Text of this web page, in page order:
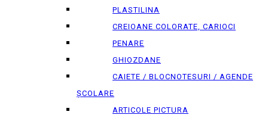
PLASTILINA
CREIOANE COLORATE, CARIOCI
PENARE
GHIOZDANE
CAIETE / BLOCNOTESURI / AGENDE
ȘCOLARE
ARTICOLE PICTURA